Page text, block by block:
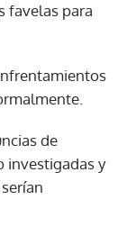
favelas para
de
investigadas y